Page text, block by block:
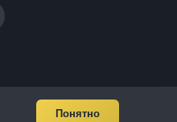
Ваш личный менеджер
Татьяна Воропаева
Контакты
Телефон:
Понятно